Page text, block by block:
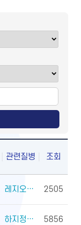
관련질병 조회
레지오넬라증 외 2건 2505
하지정맥류 외 3건 5856